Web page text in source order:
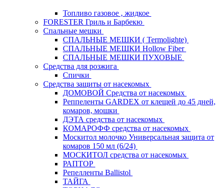
Топливо газовое , жидкое
FORESTER Гриль и Барбекю
Спальные мешки
СПАЛЬНЫЕ МЕШКИ ( Termolighte)
СПАЛЬНЫЕ МЕШКИ Hollow Fiber
СПАЛЬНЫЕ МЕШКИ ПУХОВЫЕ
Средства для розжига
Спички
Средства защиты от насекомых
ДОМОВОЙ Средства от насекомых
Реппеленты GARDEX от клещей до 45 дней,
комаров, мошки
ДЭТА средства от насекомых
КОМАРОФФ средства от насекомых
Москитол молочко Универсальная защита от
комаров 150 мл (6/24)
МОСКИТОЛ средства от насекомых
РАПТОР
Репелленты Ballistol
ТАЙГА